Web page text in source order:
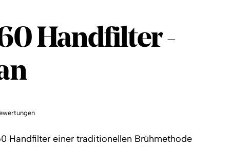
Handfilter -
Handfilter einer traditionellen Brühmethode